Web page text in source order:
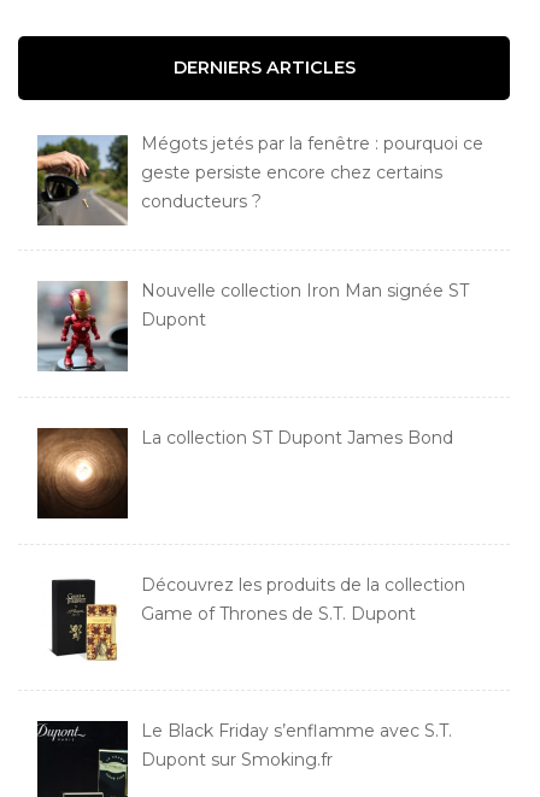
DERNIERS ARTICLES
Mégots jetés par la fenêtre : pourquoi ce
geste persiste encore chez certains
conducteurs ?
Nouvelle collection Iron Man signée ST
Dupont
La collection ST Dupont James Bond
Découvrez les produits de la collection
Game of Thrones de S.T. Dupont
Le Black Friday s’enflamme avec S.T.
Dupont sur Smoking.fr